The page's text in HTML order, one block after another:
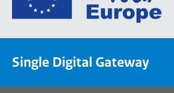
de
Single Digital Gateway